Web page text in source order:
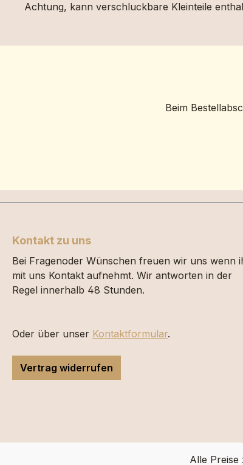
Achtung, kann verschluckbare Kleinteile
Beim
Kontakt zu uns
Bei Fragenoder Wünschen freuen wir uns wenn
mit uns Kontakt aufnehmt. Wir antworten in der
Regel innerhalb 48 Stunden.
Oder über unser Kontaktformular.
Vertrag widerrufen
Alle Preise